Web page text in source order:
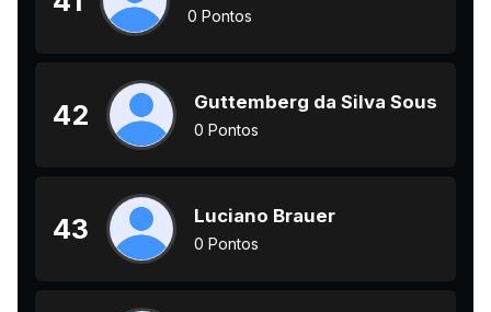
0 Pontos
42 Guttemberg da Silva Sousa
0 Pontos
43 Luciano Brauer
0 Pontos